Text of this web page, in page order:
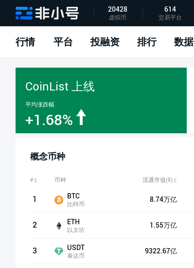
APP下载
指标说明
问题反馈
20428
虚拟币
614
交易平台
行情 平台 投融资 排行 数据
CoinList 上线
平均涨跌幅
+1.68%
概念币种
# 币种 流通市值(¥)
1 BTC
比特币 8.74万亿
2 ETH
以太坊 1.55万亿
3 USDT
泰达币 9322.67亿